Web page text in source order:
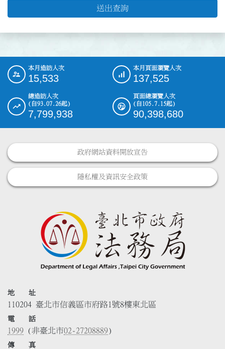
送出查詢
::: 本月造訪人次
15,533
本月頁面瀏覽人次
137,525
總造訪人次
(自93.07.26起)
7,799,938
頁面總瀏覽人次
(自105.7.15起)
90,398,680
政府網站資料開放宣告
隱私權及資訊安全政策
地 址
110204 臺北市信義區市府路1號8樓東北區
電 話
1999 (非臺北市02-27208889)
傳 真